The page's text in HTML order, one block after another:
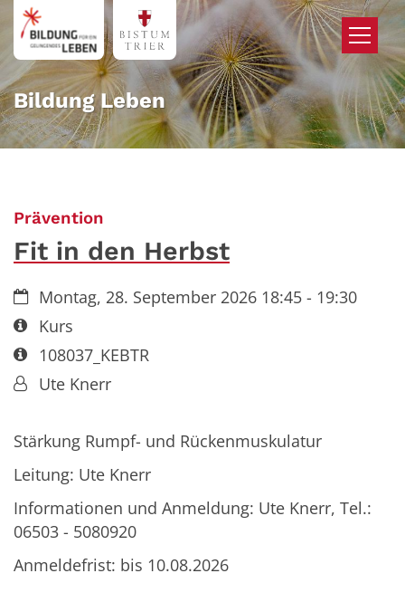
Zum Inhalt springen
Bildung Leben
Prävention
Fit in den Herbst
Datum:Montag, 28. September 2026 18:45 - 19:30
Art bzw. Nummer:
Kurs
Art bzw. Nummer:
108037_KEBTR
Von:Ute Knerr
Stärkung Rumpf- und Rückenmuskulatur
Leitung: Ute Knerr
Informationen und Anmeldung: Ute Knerr, Tel.:
06503 - 5080920
Anmeldefrist: bis 10.08.2026